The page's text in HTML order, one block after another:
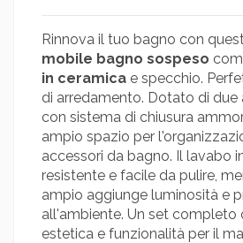
Rinnova il tuo bagno con
mobile bagno sospeso
in ceramica e specchio.
di arredamento. Dotato di due
con sistema di chiusura
ampio spazio per
accessori da bagno. Il lavabo
resistente e facile da pulire,
ampio aggiunge luminosità e
all'ambiente. Un set completo
estetica e funzionalità per il